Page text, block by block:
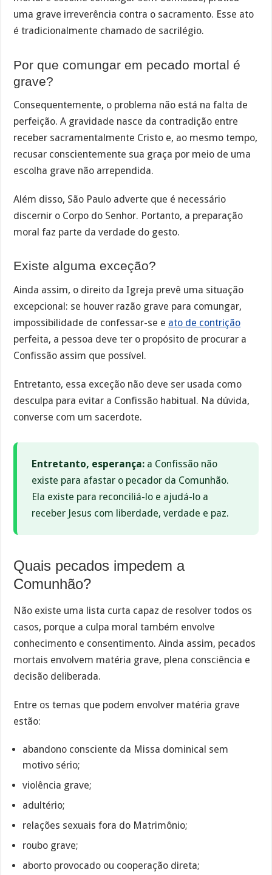
uma grave irreverência contra o sacramento. Esse ato
é tradicionalmente chamado de sacrilégio.
Por que comungar em pecado mortal é
grave?
Consequentemente, o problema não está na falta de
perfeição. A gravidade nasce da contradição entre
receber sacramentalmente Cristo e, ao mesmo tempo,
recusar conscientemente sua graça por meio de uma
escolha grave não arrependida.
Além disso, São Paulo adverte que é necessário
discernir o Corpo do Senhor. Portanto, a preparação
moral faz parte da verdade do gesto.
Existe alguma exceção?
Ainda assim, o direito da Igreja prevê uma situação
excepcional: se houver razão grave para comungar,
impossibilidade de confessar-se e ato de contrição
perfeita, a pessoa deve ter o propósito de procurar a
Confissão assim que possível.
Entretanto, essa exceção não deve ser usada como
desculpa para evitar a Confissão habitual. Na dúvida,
converse com um sacerdote.
Entretanto, esperança: a Confissão não
existe para afastar o pecador da Comunhão.
Ela existe para reconciliá-lo e ajudá-lo a
receber Jesus com liberdade, verdade e paz.
Quais pecados impedem a
Comunhão?
Não existe uma lista curta capaz de resolver todos os
casos, porque a culpa moral também envolve
conhecimento e consentimento. Ainda assim, pecados
mortais envolvem matéria grave, plena consciência e
decisão deliberada.
Entre os temas que podem envolver matéria grave
estão:
abandono consciente da Missa dominical sem
motivo sério;
violência grave;
adultério;
relações sexuais fora do Matrimônio;
roubo grave;
aborto provocado ou cooperação direta;